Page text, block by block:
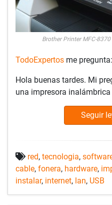
Brother Printer MFC-8370
TodoExpertos me pregunta:
Hola buenas tardes. Mi
una impresora
Seguir
red, tecnologia,
cable, fonera, hardware,
instalar, internet, lan, USB